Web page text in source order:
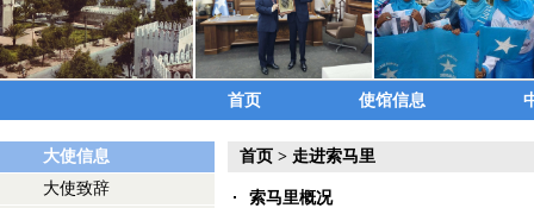
首页 使馆信息
大使信息
大使致辞
首页 > 走进索马里
索马里概况